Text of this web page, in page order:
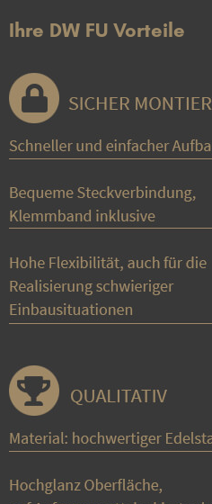
Ihre DW FU Vorteile